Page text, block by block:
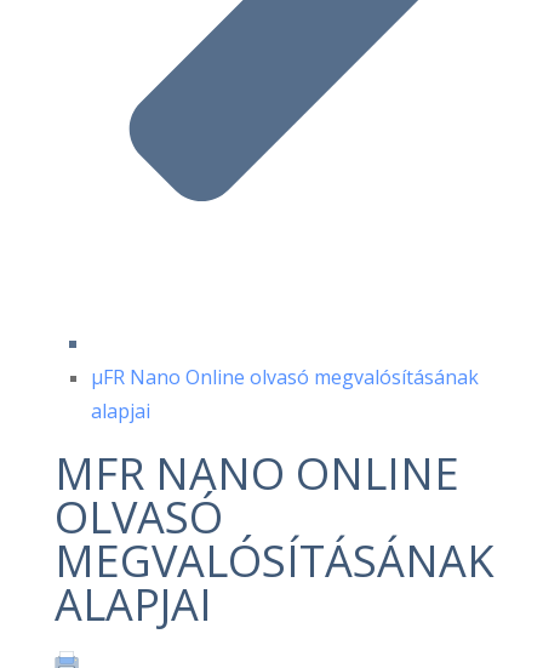
μFR Nano Online olvasó megvalósításának
alapjai
ΜFR NANO ONLINE
OLVASÓ
MEGVALÓSÍTÁSÁNAK
ALAPJAI